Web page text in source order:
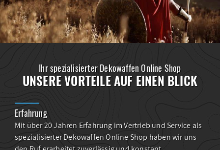
Ihr spezialisierter Dekowaffen Online Shop
UNSERE VORTEILE AUF EINEN BLICK
Erfahrung
Mit über 20 Jahren Erfahrung im Vertrieb und Service als
spezialisierter Dekowaffen Online Shop haben wir uns